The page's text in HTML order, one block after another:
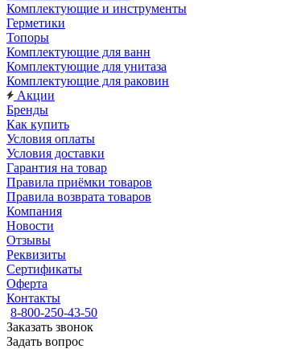
Комплектующие и инструменты
Герметики
Топоры
Комплектующие для ванн
Комплектующие для унитаза
Комплектующие для раковин
Акции
Бренды
Как купить
Условия оплаты
Условия доставки
Гарантия на товар
Правила приёмки товаров
Правила возврата товаров
Компания
Новости
Отзывы
Реквизиты
Сертификаты
Оферта
Контакты
8-800-250-43-50
Заказать звонок
Задать вопрос